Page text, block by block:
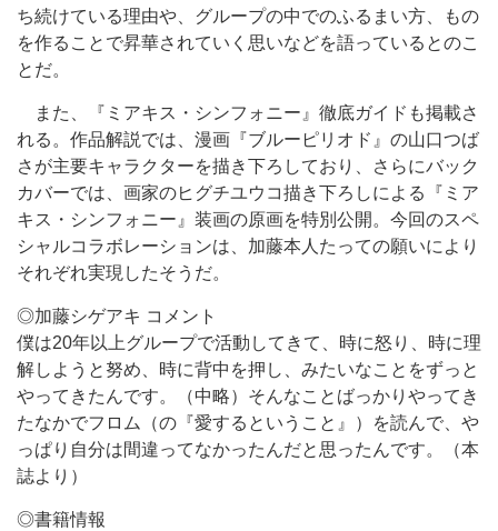
ち続けている理由や、グループの中でのふるまい方、もの
を作ることで昇華されていく思いなどを語っているとのこ
とだ。
また、『ミアキス・シンフォニー』徹底ガイドも掲載さ
れる。作品解説では、漫画『ブルーピリオド』の山口つば
さが主要キャラクターを描き下ろしており、さらにバック
カバーでは、画家のヒグチユウコ描き下ろしによる『ミア
キス・シンフォニー』装画の原画を特別公開。今回のスペ
シャルコラボレーションは、加藤本人たっての願いにより
それぞれ実現したそうだ。
◎加藤シゲアキ コメント
僕は20年以上グループで活動してきて、時に怒り、時に理
解しようと努め、時に背中を押し、みたいなことをずっと
やってきたんです。（中略）そんなことばっかりやってき
たなかでフロム（の『愛するということ』）を読んで、や
っぱり自分は間違ってなかったんだと思ったんです。（本
誌より）
◎書籍情報